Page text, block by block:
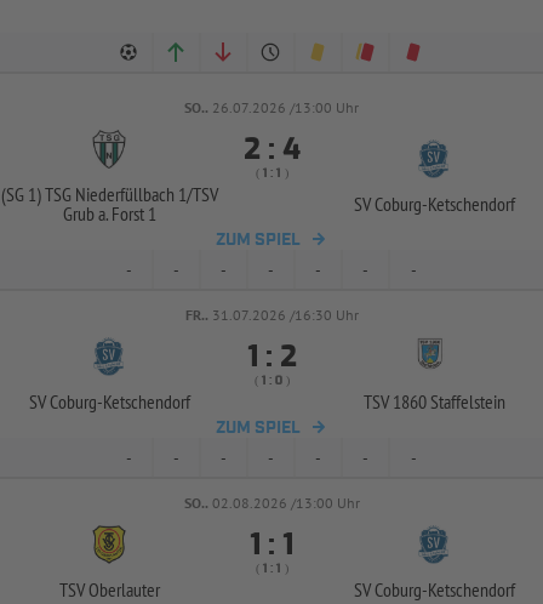
SO.. 26.07.2026 /13:00 Uhr
(SG 1) TSG Niederfüllbach 1/TSV
Grub a. Forst 1
 : 
(  :  )
SV Coburg-Ketschendorf
ZUM SPIEL
- - - - - - -
FR.. 31.07.2026 /16:30 Uhr
SV Coburg-Ketschendorf
 : 
(  :  )
TSV 1860 Staffelstein
ZUM SPIEL
- - - - - - -
SO.. 02.08.2026 /13:00 Uhr
TSV Oberlauter
 : 
(  :  )
SV Coburg-Ketschendorf